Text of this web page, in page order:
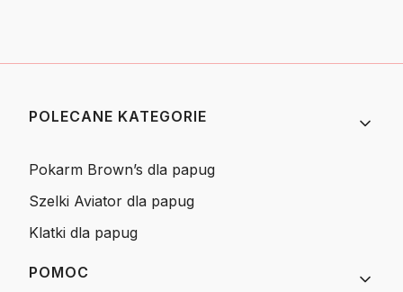
Linki w stopce
POLECANE KATEGORIE
Pokarm Brown’s dla papug
Szelki Aviator dla papug
Klatki dla papug
POMOC